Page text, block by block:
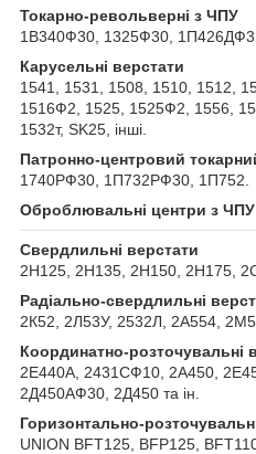
Токарно-револьверні з ЧПУ
1В340Ф30, 1325Ф30, 1П426ДФ3
Карусельні верстати
1541, 1531, 1508, 1510, 1512,
1516Ф2, 1525, 1525Ф2, 1556,
1532т, SK25, інші.
Патронно-центровий
1740РФ30, 1П732РФ30, 1П752.
Оброблювальні центри з ЧПУ
Свердлильні верстати
2Н125, 2Н135, 2Н150, 2Н175,
Радіально-свердлильні
2К52, 2Л53У, 2532Л, 2А554,
Координатно-розточувальні
2Е440А, 2431СФ10, 2А450,
2Д450АФ30, 2Д450 та ін.
Горизонтально-
UNION BFT125, BFP125,